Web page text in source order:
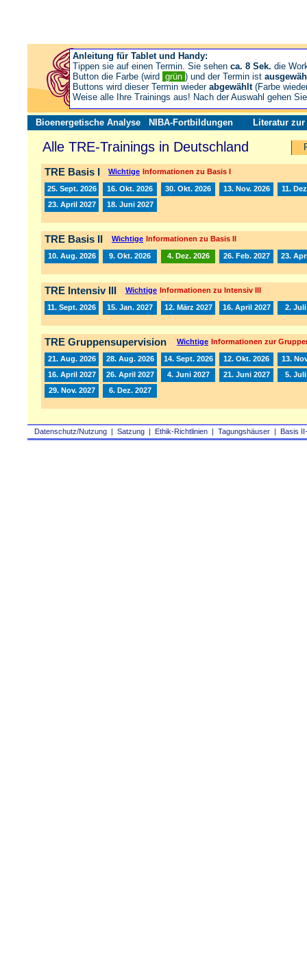
Datenschutz/Nutzung | Satzung | Ethik-Richtlinien | Tagungshäuser | Basis
Bioenergetische Analyse NIBA-Fortbildungen Literatur zur
Alle TRE-Trainings in Deutschland
TRE Basis I Wichtige Informationen zu Basis I
25. Sept. 2026 16. Okt. 2026 30. Okt. 2026 13. Nov. 2026
11.
23. April 2027
18. Juni 2027
TRE Basis II Wichtige Informationen zu Basis II
10. Aug. 2026 9. Okt. 2026 4. Dez. 2026 26. Feb. 2027 23.
TRE Intensiv III Wichtige Informationen zu Intensiv III
11. Sept. 2026 15. Jan. 2027 12. März 2027 16. April 2027 2. Juli
TRE Gruppensupervision Wichtige Informationen zur
21. Aug. 2026 28. Aug. 2026 14. Sept. 2026 12. Okt. 2026
13.
16. April 2027
26. April 2027 4. Juni 2027 21. Juni 2027
5. Juli
29. Nov. 2027
6. Dez. 2027
Anleitung für Tablet und Handy:
Tippen sie auf einen Termin. Sie sehen ca. 8 Sek. die
Button die Farbe (wird grün ) und der Termin ist
Buttons wird dieser Termin wieder abgewählt(Farbe
Weise alle Ihre Trainings aus! Nach der Auswahl gehen